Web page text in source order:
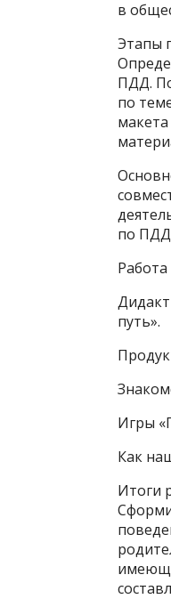
в
Этапы
ПДД.
по
по
путь».
Игры
Как
Итоги